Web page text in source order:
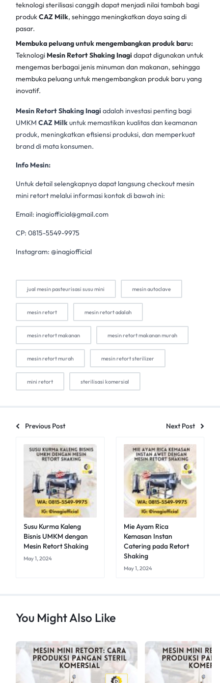
teknologi sterilisasi canggih dapat menjadi nilai tambah bagi
produkCAZ Milk, sehingga meningkatkan daya saing di
pasar.
Membuka peluang untuk mengembangkan produk baru:
Teknologi Mesin Retort Shaking Inagi dapat digunakan untuk
mengemas berbagai jenis minuman dan makanan, sehingga
membuka peluang untuk mengembangkan produk baru yang
inovatif.
Mesin Retort Shaking Inagi adalah investasi penting bagi
UMKM CAZ Milkuntuk memastikan kualitas dan keamanan
produk, meningkatkan efisiensi produksi, dan memperkuat
brand di mata konsumen.
Info Mesin:
Untuk detail selengkapnya dapat langsung checkout mesin
mini retort melalui informasi kontak di bawah ini:
Email: inagiofficial@gmail.com
CP: 0815-5549-9975
Instagram: @inagiofficial
jual mesin pasteurisasi susu mini mesin autoclave
mesin retort mesin retort adalah
mesin retort makanan mesin retort makanan murah
mesin retort murah mesin retort sterilizer
mini retort sterilisasi komersial
Previous Post Next Post
Susu Kurma Kaleng
Bisnis UMKM dengan
Mesin Retort Shaking
May 1, 2024
Mie Ayam Rica
Kemasan Instan
Catering pada Retort
Shaking
May 1, 2024
You Might Also Like